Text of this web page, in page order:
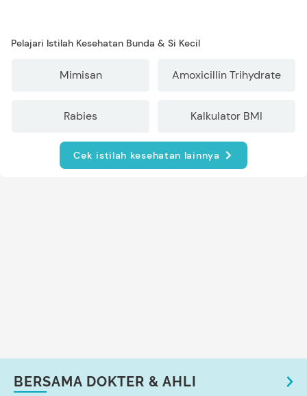
Pelajari Istilah Kesehatan Bunda & Si Kecil
Mimisan Amoxicillin Trihydrate
Rabies Kalkulator BMI
Cek istilah kesehatan lainnya
BERSAMA DOKTER & AHLI